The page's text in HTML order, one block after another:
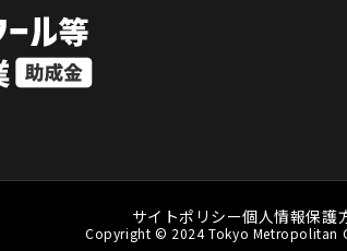
サイトポリシー個人情報保護
Copyright © 2024 Tokyo Metropolitan